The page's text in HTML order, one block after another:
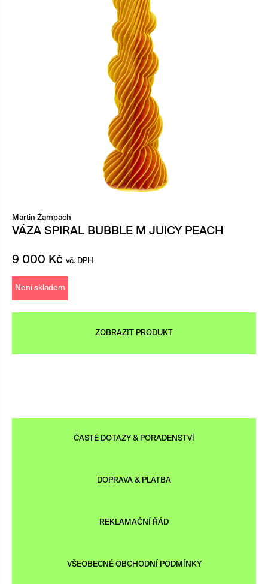
Martin Žampach
VÁZA SPIRAL BUBBLE M JUICY PEACH
9 000 Kč vč. DPH
Není skladem
ZOBRAZIT PRODUKT
ČASTÉ DOTAZY & PORADENSTVÍ
DOPRAVA & PLATBA
REKLAMAČNÍ ŘÁD
VŠEOBECNÉ OBCHODNÍ PODMÍNKY